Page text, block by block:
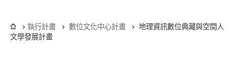
執行計畫 數位文化中心計畫
地理資訊數位典藏與空間人
文學發展計畫